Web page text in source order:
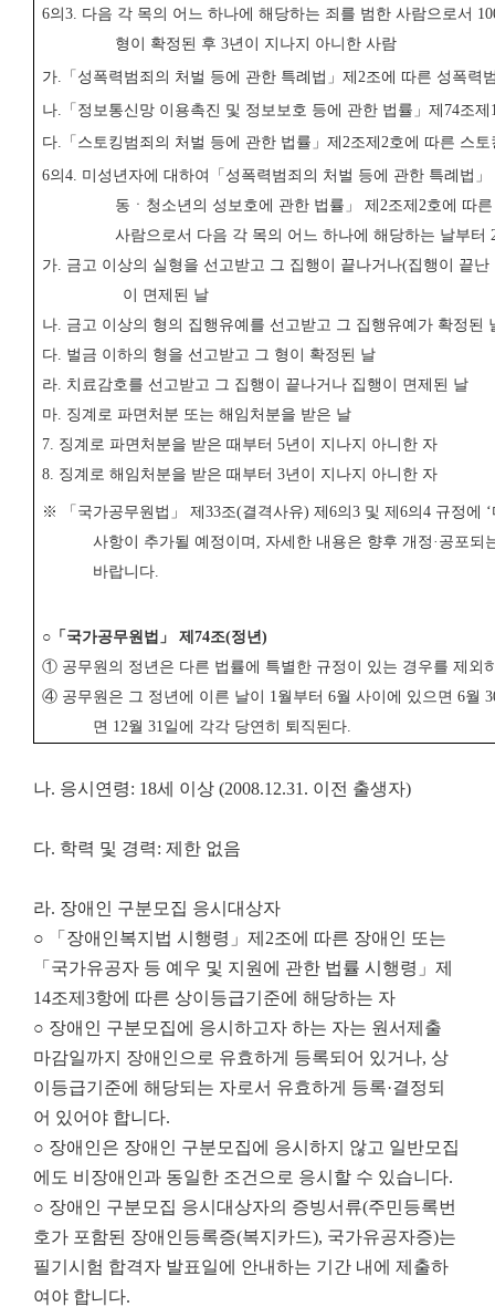
6의 3. 다음 각 목의 어느 하나에 해당하는 죄를 범한 사람으로서
형이 확정된 후3년이 지나지 아니한 사람
가. 「 성폭력범죄의 처벌 등에 관한 특례법 」 제 2조에 따른 성폭력
나. 「 정보통신망 이용촉진 및 정보보호 등에 관한 법률 」 제 74조제
다. 「 스토킹범죄의 처벌 등에 관한 법률 」 제 2조제 2호에 따른 스토
6의 4. 미성년자에 대하여 「 성폭력범죄의 처벌 등에 관한 특례법 」
동ㆍ청소년의 성보호에 관한 법률 」제 2조제 2호에 따
사람으로서 다음 각 목의 어느 하나에 해당하는 날부터
가. 금고 이상의 실형을 선고받고 그 집행이 끝나거나(집행이 끝
이 면제된 날
나. 금고 이상의 형의 집행유예를 선고받고 그 집행유예가 확정된
다. 벌금 이하의 형을 선고받고 그 형이 확정된 날
라. 치료감호를 선고받고 그 집행이 끝나거나 집행이 면제된 날
마. 징계로 파면처분 또는 해임처분을 받은 날
7. 징계로 파면처분을 받은 때부터 5년이 지나지 아니한 자
8. 징계로 해임처분을 받은 때부터 3년이 지나지 아니한 자
※ 「 국가공무원법 」 제33조(결격사유) 제6의3 및 제6의4 규정에 ‘
사항이 추가될 예정이며
자세한 내용은 향후 개정 · 공포되
바랍니다.
○「 국가공무원법 」 제 74조(정년 )
① 공무원의 정년은 다른 법률에 특별한 규정이 있는 경우를 제외
④ 공무원은 그 정년에 이른 날이 1 월부터 6월 사이에 있으면 6월
면 12월31 일에 각각 당연히 퇴직된다
나. 응시연령: 18세 이상 (2008.12.31. 이전 출생자)
다. 학력 및 경력: 제한 없음
라. 장애인 구분모집 응시대상자
○ 「장애인복지법 시행령」제2조에 따른 장애인 또는
「국가유공자 등 예우 및 지원에 관한 법률 시행령」제
14조제3항에 따른 상이등급기준에 해당하는 자
○ 장애인 구분모집에 응시하고자 하는 자는 원서제출
마감일까지 장애인으로 유효하게 등록되어 있거나, 상
이등급기준에 해당되는 자로서 유효하게 등록·결정되
어 있어야 합니다.
○ 장애인은 장애인 구분모집에 응시하지 않고 일반모집
에도 비장애인과 동일한 조건으로 응시할 수 있습니다.
○ 장애인 구분모집 응시대상자의 증빙서류(주민등록번
호가 포함된 장애인등록증(복지카드), 국가유공자증)는
필기시험 합격자 발표일에 안내하는 기간 내에 제출하
여야 합니다.